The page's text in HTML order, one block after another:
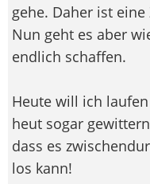
gehe. Daher ist
Nun geht es aber
endlich schaffen.
Heute will ich
heut sogar
dass es
los kann!